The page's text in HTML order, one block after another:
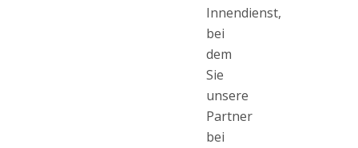
Innendienst,
bei
dem
Sie
unsere
Partner
bei